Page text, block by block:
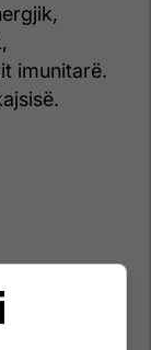
imunitarë.